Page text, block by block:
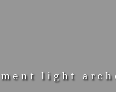
light